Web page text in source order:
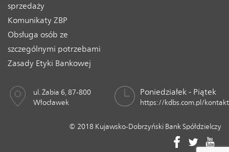
sprzedaży
Komunikaty ZBP
Obsługa osób ze
szczególnymi potrzebami
Zasady Etyki Bankowej
ul. Żabia 6, 87-800
Włocławek
Poniedziałek - Piątek
https://kdbs.com.pl/
© 2018 Kujawsko-Dobrzyński Bank Spółdzielczy